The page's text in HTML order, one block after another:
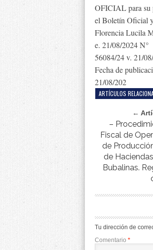
OFICIAL para su
el Boletín Oficial
Florencia Lucila
e. 21/08/2024 N°
56084/24 v. 21/
Fecha de
21/08/202
ARTÍCULOS
←
–
Fiscal de
de
de
Bubalinas.
Tu dirección de
Comentario *